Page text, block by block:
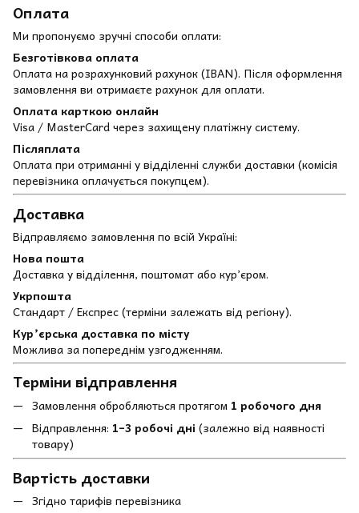
Оплата
Ми пропонуємо зручні способи оплати:
Безготівкова оплата
Оплата на розрахунковий рахунок (IBAN). Після оформлення
замовлення ви отримаєте рахунок для оплати.
Оплата карткою онлайн
Visa / MasterCard через захищену платіжну систему.
Післяплата
Оплата при отриманні у відділенні служби доставки (комісія
перевізника оплачується покупцем).
Доставка
Відправляємо замовлення по всій Україні:
Нова пошта
Доставка у відділення, поштомат або кур’єром.
Укрпошта
Стандарт / Експрес (терміни залежать від регіону).
Кур’єрська доставка по місту
Можлива за попереднім узгодженням.
Терміни відправлення
Замовлення обробляються протягом 1 робочого дня
Відправлення: 1–3 робочі дні (залежно від наявності
товару)
Вартість доставки
Згідно тарифів перевізника